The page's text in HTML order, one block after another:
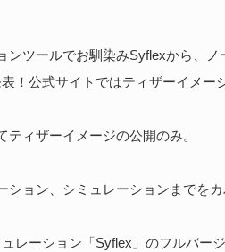
ンツールでお馴染みSyflexから、
！公式サイトではティザーイメー
ティザーイメージの公開のみ。
ション、シミュレーションまでを
レーション「Syflex」のフルバー